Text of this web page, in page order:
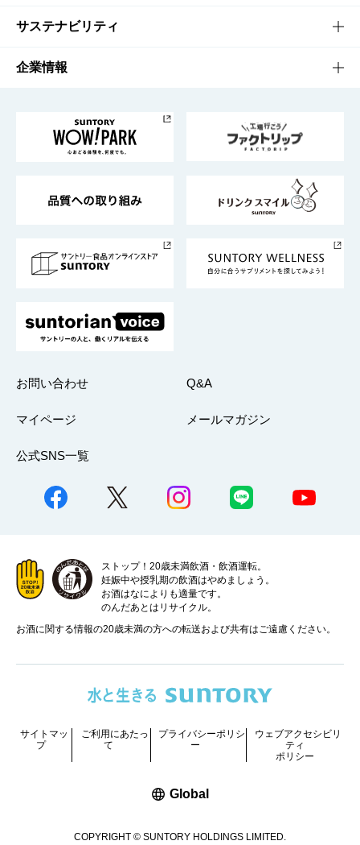
商品発売情報
栄養成分一覧
キャンペーン
工場見学
地域情報
文化・スポーツTOP
サントリーホール
サントリーサンバーズ大阪
サステナビリティ
サステナビリティTOP
サントリーが考えるサステナビリティ経営
企業情報
企業概要
採用情報
お問い合わせ Q&A
マイページ メールマガジン
公式SNS一覧
ストップ！20歳未満飲酒・飲酒運転。
妊娠中や授乳期の飲酒はやめましょう。
お酒はなによりも適量です。
のんだあとはリサイクル。
お酒に関する情報の20歳未満の方への転送および共有はご遠慮ください。
COPYRIGHT © SUNTORY HOLDINGS LIMITED.
サイトマッ
プ
ご利用にあたっ
て
プライバシーポリシ
ー
ウェブアクセシビリ
ティ
ポリシー
Global新しいウィンドウで開く